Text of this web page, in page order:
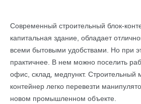
Современный строительный блок-
капитальная здание, обладает
всеми бытовыми удобствами. Но при
практичнее. В нем можно поселить
офис, склад, медпункт. Строительный
контейнер легко перевезти
новом промышленном объекте.